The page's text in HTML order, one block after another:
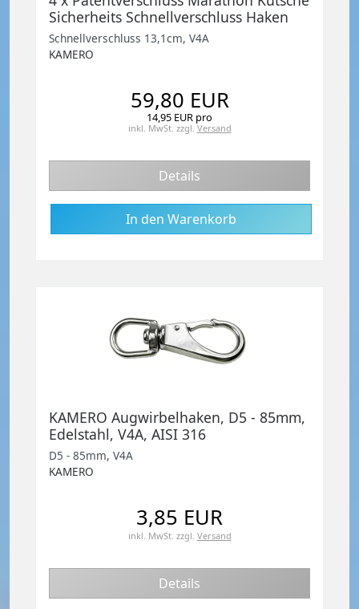
Sicherheits Schnellverschluss Haken
13,1cm
Schnellverschluss 13,1cm, V4A
KAMERO
59,80 EUR
14,95 EUR pro
inkl. MwSt. zzgl. Versand
Details
KAMERO Augwirbelhaken, D5 - 85mm,
Edelstahl, V4A, AISI 316
D5 - 85mm, V4A
KAMERO
3,85 EUR
inkl. MwSt. zzgl. Versand
Details